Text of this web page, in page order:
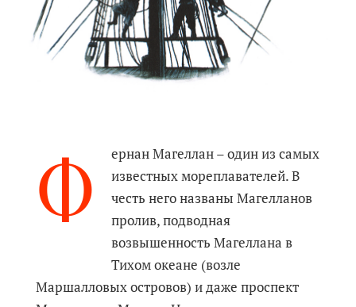
Ф
ернан Магеллан – один из самых
известных мореплавателей. В
честь него названы Магелланов
пролив, подводная
возвышенность Магеллана в
Тихом океане (возле
Маршалловых островов) и даже проспект